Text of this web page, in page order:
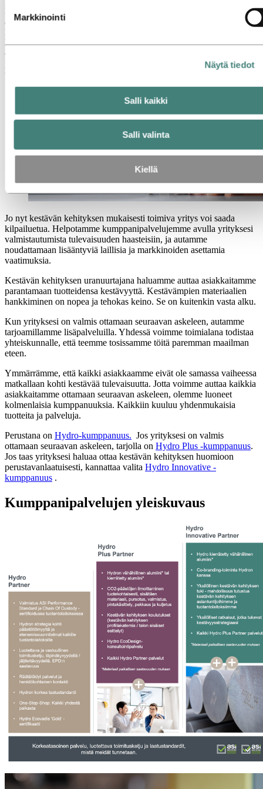
Markkinointi
Näytä tiedot
Salli kaikki
Salli valinta
Kiellä
Kestävyys on seuraavien 5–7 vuoden aikana entistä tärkeämpää
asiakkaiden käyttäytymisessä tapahtuvien muutosten vuoksi.
Euroopan vihreän kehityksen ohjelma vaatii myös teollisuudelta
kestävyyttä. Kestävän kehityksen mukaisen toiminnan
omaksuminen koskee siten jokaista yritystä. Siirtymästä voi tulla
pitkä ja työläs. Onko yrityksesi jo aloittanut matkan kohti kestävää
tulevaisuutta?
Jo nyt kestävän kehityksen mukaisesti toimiva yritys voi saada
kilpailuetua. Helpotamme kumppanipalvelujemme avulla yrityksesi
valmistautumista tulevaisuuden haasteisiin, ja autamme
noudattamaan lisääntyviä laillisia ja markkinoiden asettamia
vaatimuksia.
Kestävän kehityksen uranuurtajana haluamme auttaa asiakkaitamme
parantamaan tuotteidensa kestävyyttä. Kestävämpien materiaalien
hankkiminen on nopea ja tehokas keino. Se on kuitenkin vasta alku.
Kun yrityksesi on valmis ottamaan seuraavan askeleen, autamme
tarjoamillamme lisäpalveluilla. Yhdessä voimme toimialana todistaa
yhteiskunnalle, että teemme tosissamme töitä paremman maailman
eteen.
Ymmärrämme, että kaikki asiakkaamme eivät ole samassa vaiheessa
matkallaan kohti kestävää tulevaisuutta. Jotta voimme auttaa kaikkia
asiakkaitamme ottamaan seuraavan askeleen, olemme luoneet
kolmenlaisia kumppanuuksia. Kaikkiin kuuluu yhdenmukaisia
tuotteita ja palveluja.
Perustana on Hydro-kumppanuus. Jos yrityksesi on valmis
ottamaan seuraavan askeleen, tarjolla on Hydro Plus -kumppanuus.
Jos taas yrityksesi haluaa ottaa kestävän kehityksen huomioon
perustavanlaatuisesti, kannattaa valita Hydro Innovative -
kumppanuus .
Kumppanipalvelujen yleiskuvaus